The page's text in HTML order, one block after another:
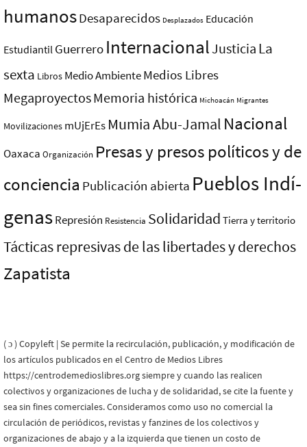
humanosDesaparecidos Desplazados Educación
Estudiantil Guerrero InternacionalJusticia La
sexta Libros Medio AmbienteMedios Libres
MegaproyectosMemoria histórica Michoacán Migrantes
Movilizaciones mUjErEs Mumia Abu-Jamal Nacional
Oaxaca Organización Presas y presos polí­ticos y de
conciencia Publicación abierta Pueblos Indí­
genasRepresión Resistencia Solidaridad Tierra y territorio
Tácticas represivas de las libertades y derechos
Zapatista
( ɔ ) Copyleft | Se permite la recirculación, publicación, y modificación de
los artículos publicados en el Centro de Medios Libres
https://centrodemedioslibres.org siempre y cuando las realicen
colectivos y organizaciones de lucha y de solidaridad, se cite la fuente y
sea sin fines comerciales. Consideramos como uso no comercial la
circulación de periódicos, revistas y fanzines de los colectivos y
organizaciones de abajo y a la izquierda que tienen un costo de